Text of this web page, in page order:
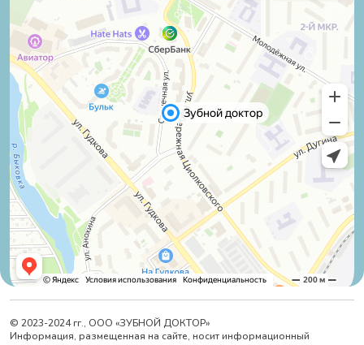
© 2023-2024 гг., ООО «ЗУБНОЙ ДОКТОР»
Информация, размещенная на сайте, носит информационный